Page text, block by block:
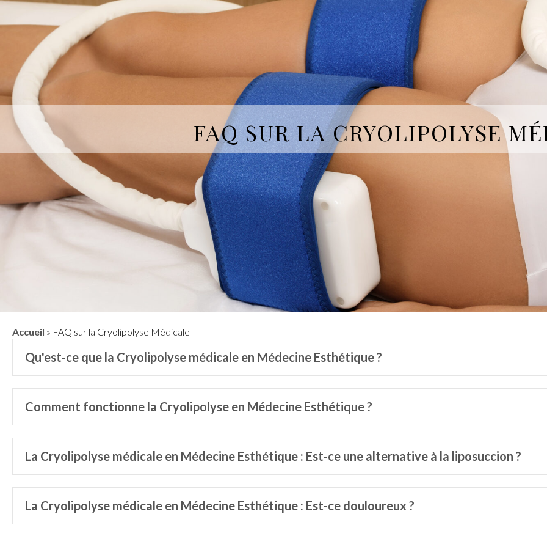
FAQ SUR LA CRYOLIPOLYSE
Accueil » FAQ sur la Cryolipolyse Médicale
Qu'est-ce que la Cryolipolyse médicale en Médecine Esthétique ?
Comment fonctionne la Cryolipolyse en Médecine Esthétique ?
La Cryolipolyse médicale en Médecine Esthétique : Est-ce une alternative à la liposuccion ?
La Cryolipolyse médicale en Médecine Esthétique : Est-ce douloureux ?